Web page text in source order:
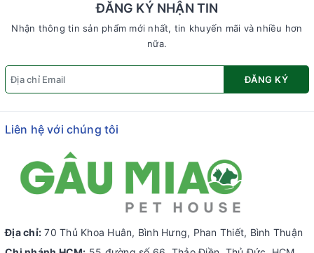
ĐĂNG KÝ NHẬN TIN
Nhận thông tin sản phẩm mới nhất, tin khuyến mãi và nhiều hơn
nữa.
ĐĂNG KÝ
Liên hệ với chúng tôi
Địa chỉ: 70 Thủ Khoa Huân, Bình Hưng, Phan Thiết, Bình Thuận